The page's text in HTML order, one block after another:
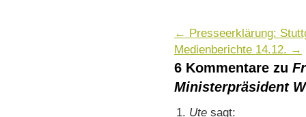
← Presseerklärung:
Medienberichte 14.12. →
6 Kommentare zu
Ministerpräsident
Ute sagt: